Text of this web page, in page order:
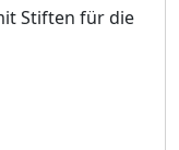
Stiften für die